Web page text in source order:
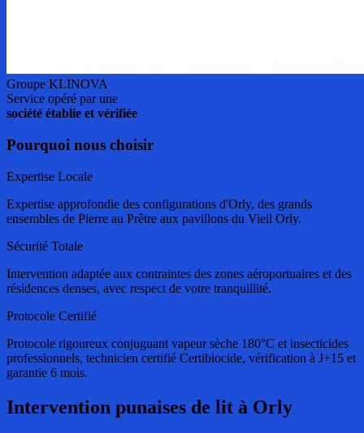
Groupe KLINOVA
Service opéré par une
société établie et vérifiée
Pourquoi nous choisir
Expertise Locale
Expertise approfondie des configurations d'Orly, des grands
ensembles de Pierre au Prêtre aux pavillons du Vieil Orly.
Sécurité Totale
Intervention adaptée aux contraintes des zones aéroportuaires et des
résidences denses, avec respect de votre tranquillité.
Protocole Certifié
Protocole rigoureux conjuguant vapeur sèche 180°C et insecticides
professionnels, technicien certifié Certibiocide, vérification à J+15 et
garantie 6 mois.
Intervention punaises de lit à Orly